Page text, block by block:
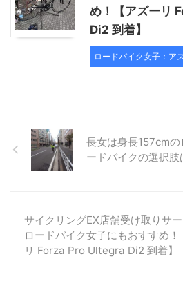
め！【アズーリ
Di2 到着】
ロードバイク女子：ア
長女は身長157cm
ードバイクの選択肢
サイクリングEX店舗受け取りサ
ロードバイク女子にもおすすめ！
リ Forza Pro Ultegra Di2 到着】